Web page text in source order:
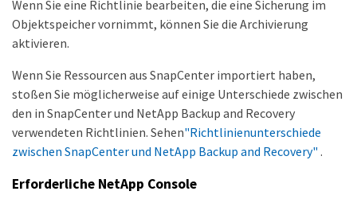
Wenn Sie eine Richtlinie bearbeiten, die eine Sicherung im
Objektspeicher vornimmt, können Sie die Archivierung
aktivieren.
Wenn Sie Ressourcen aus SnapCenter importiert haben,
stoßen Sie möglicherweise auf einige Unterschiede zwischen
den in SnapCenter und NetApp Backup and Recovery
verwendeten Richtlinien. Sehen"Richtlinienunterschiede
zwischen SnapCenter und NetApp Backup and Recovery" .
Erforderliche NetApp Console